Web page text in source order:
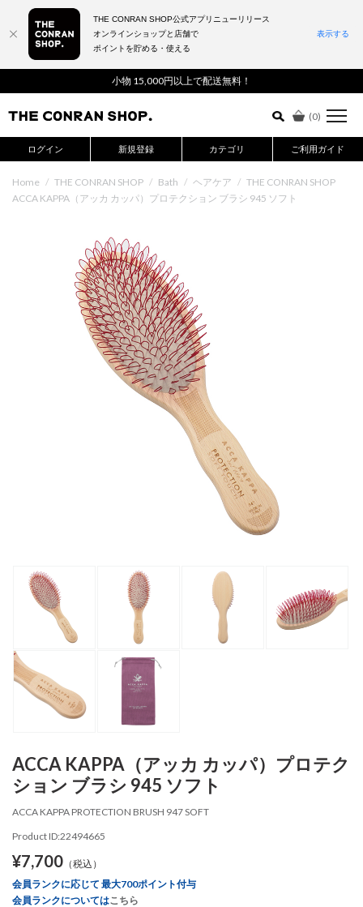
小物 15,000円以上で配送無料！
(0)
ログイン 新規登録 カテゴリ ご利用ガイド
詳細検索はこちら
Home / THE CONRAN SHOP / Bath / ヘアケア / THE CONRAN SHOP
ACCA KAPPA（アッカ カッパ）プロテクション ブラシ 945 ソフト
ACCA KAPPA（アッカ カッパ）プロテク
ション ブラシ 945 ソフト
ACCA KAPPA PROTECTION BRUSH 947 SOFT
Product ID:22494665
¥7,700 （税込）
会員ランクに応じて 最大700ポイント付与
会員ランクについてはこちら
THE CONRAN SHOP公式アプリニューリリース
オンラインショップと店舗で
ポイントを貯める・使える
表示する